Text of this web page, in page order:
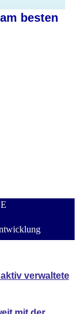
besten
verwaltete